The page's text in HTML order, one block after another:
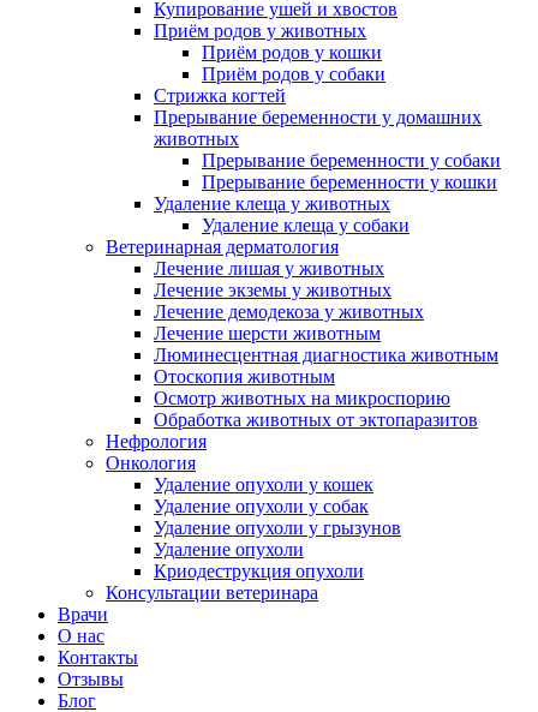
Купирование ушей и хвостов
Приём родов у животных
Приём родов у кошки
Приём родов у собаки
Стрижка когтей
Прерывание беременности у домашних
животных
Прерывание беременности у собаки
Прерывание беременности у кошки
Удаление клеща у животных
Удаление клеща у собаки
Ветеринарная дерматология
Лечение лишая у животных
Лечение экземы у животных
Лечение демодекоза у животных
Лечение шерсти животным
Люминесцентная диагностика животным
Отоскопия животным
Осмотр животных на микроспорию
Обработка животных от эктопаразитов
Нефрология
Онкология
Удаление опухоли у кошек
Удаление опухоли у собак
Удаление опухоли у грызунов
Удаление опухоли
Криодеструкция опухоли
Консультации ветеринара
Врачи
О нас
Контакты
Отзывы
Блог